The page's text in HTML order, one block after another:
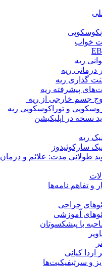
خواب
ریه
درمانی ریه
گذاری ریه
پیشرفته ریه
جسم خارجی از ریه
و توراکوسکوپی ریه
نسخه در اپلیکیشن
ریه
سارکوئیدوز
طولانی مدت: علائم و درمان
و تفاهم نامه‌ها
جراحی
آموزشی
با پیشکسوتان
اردا کیانی
و سرتیفیکیت‌ها